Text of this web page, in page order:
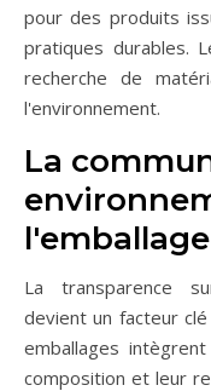
pour des produits
pratiques durables.
recherche de
l'environnement.
La
l'emballage
La transparence
devient un facteur
emballages
composition et leur